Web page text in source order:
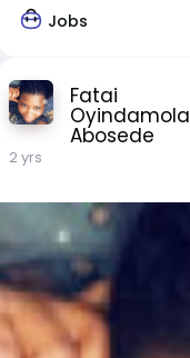
Jobs
Fatai
Oyindamola
Abosede
2 yrs